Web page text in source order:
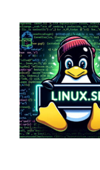
innehåll